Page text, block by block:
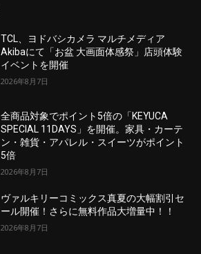
TCL、ヨドバシカメラ マルチメディア
Akibaにて「お盆 大画面体感祭」店頭体験
イベントを開催
2026年8月7日
全商品対象でポイント5倍の「KEYUCA
SPECIAL 11DAYS」を開催。家具・カーテ
ン・雑貨・アパレル・スイーツがポイント
5倍
2026年8月7日
ヴァルキリーコミックス真夏の大幅割引セ
ール開催！さらに無料作品大増量中！！
2026年8月7日